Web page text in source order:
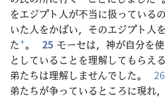
をエジプト人が不当に扱っている
いた人をかばい，そのエジプト人
た+。 25 モーセは，神が自分を
としていることを理解してもらえ
弟たちは理解しませんでした。
26
弟たちが争っているところに現れ